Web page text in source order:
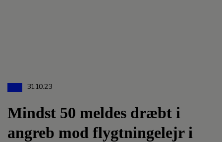
31.10.23
Mindst 50 meldes dræbt i
angreb mod flygtningelejr i